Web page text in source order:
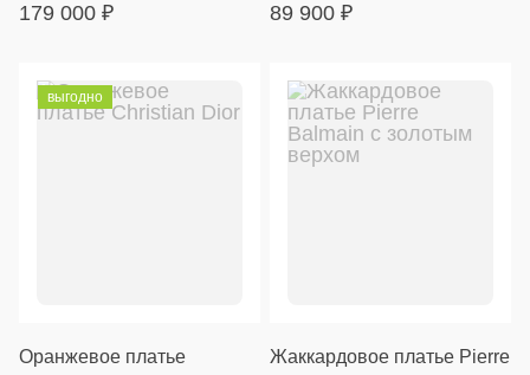
179 000 ₽ 89 900 ₽
выгодно
Оранжевое платье
Жаккардовое платье Pierre